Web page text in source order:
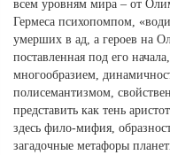
всем уровням мира – от
Гермеса психопомпом,
умерших в ад, а героев на
поставленная под его
многообразием,
полисемантизмом,
представить как тень
здесь фило-мифия,
загадочные метафоры